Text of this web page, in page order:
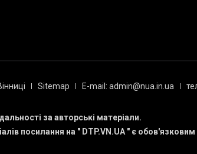
Sitemap E-mail: admin@nua.in.ua
за авторські матеріали.
посилання на " DTP.VN.UA " є обов'язковим